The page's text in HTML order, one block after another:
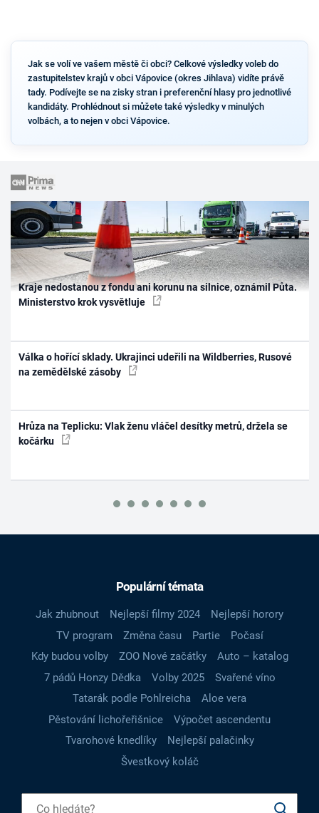
Jak se volí ve vašem městě či obci? Celkové výsledky voleb do
zastupitelstev krajů v obci Vápovice (okres Jihlava) vidíte právě
tady. Podívejte se na zisky stran i preferenční hlasy pro jednotlivé
kandidáty. Prohlédnout si můžete také výsledky v minulých
volbách, a to nejen v obci Vápovice.
Kraje nedostanou z fondu ani korunu na silnice, oznámil Půta.
Ministerstvo krok vysvětluje
Válka o hořící sklady. Ukrajinci udeřili na Wildberries, Rusové
na zemědělské zásoby
Hrůza na Teplicku: Vlak ženu vláčel desítky metrů, držela se
kočárku
Populární témata
Jak zhubnout Nejlepší filmy 2024
Nejlepší horory
TV program
Změna času Partie
Počasí
Kdy budou volby
ZOO Nové začátky
Auto – katalog
7 pádů Honzy Dědka
Volby 2025
Svařené víno
Tatarák podle Pohlreicha
Aloe vera
Pěstování lichořeřišnice
Výpočet ascendentu
Tvarohové knedlíky
Nejlepší palačinky
Švestkový koláč